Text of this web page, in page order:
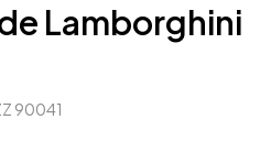
Lamborghini
90041